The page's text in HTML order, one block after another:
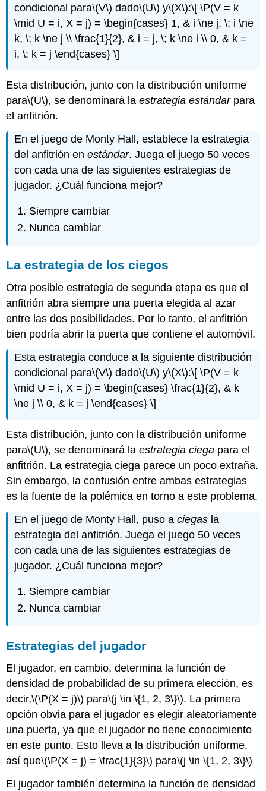
condicional para\(V\) dado\(U\) y\(X\):\[ \P(V = k
\mid U = i, X = j) = \begin{cases} 1, & i \ne j, \; i \ne
k, \; k \ne j \\ \frac{1}{2}, & i = j, \; k \ne i \\ 0, & k =
i, \; k = j \end{cases} \]
Esta distribución, junto con la distribución uniforme
para\(U\), se denominará laestrategia estándarpara
el anfitrión.
En el juego de Monty Hall, establece la estrategia
del anfitrión enestándar. Juega el juego 50 veces
con cada una de las siguientes estrategias de
jugador. ¿Cuál funciona mejor?
Siempre cambiar
Nunca cambiar
La estrategia de los ciegos
Otra posible estrategia de segunda etapa es que el
anfitrión abra siempre una puerta elegida al azar
entre las dos posibilidades. Por lo tanto, el anfitrión
bien podría abrir la puerta que contiene el automóvil.
Esta estrategia conduce a la siguiente distribución
condicional para\(V\) dado\(U\) y\(X\):\[ \P(V = k
\mid U = i, X = j) = \begin{cases} \frac{1}{2}, & k
\ne j \\ 0, & k = j \end{cases} \]
Esta distribución, junto con la distribución uniforme
para\(U\), se denominará laestrategia ciega para el
anfitrión. La estrategia ciega parece un poco extraña.
Sin embargo, la confusión entre ambas estrategias
es la fuente de la polémica en torno a este problema.
En el juego de Monty Hall, puso aciegas la
estrategia del anfitrión. Juega el juego 50 veces
con cada una de las siguientes estrategias de
jugador. ¿Cuál funciona mejor?
Siempre cambiar
Nunca cambiar
Estrategias del jugador
El jugador, en cambio, determina la función de
densidad de probabilidad de su primera elección, es
decir,\(\P(X = j)\) para\(j \in \{1, 2, 3\}\). La primera
opción obvia para el jugador es elegir aleatoriamente
una puerta, ya que el jugador no tiene conocimiento
en este punto. Esto lleva a la distribución uniforme,
así que\(\P(X = j) = \frac{1}{3}\) para\(j \in \{1, 2, 3\}\)
El jugador también determina la función de densidad